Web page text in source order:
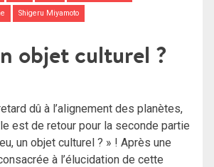
Shigeru Miyamoto
objet culturel ?
dû à l’alignement des planètes,
est de retour pour la seconde partie
un objet culturel ? » ! Après une
à l’élucidation de cette